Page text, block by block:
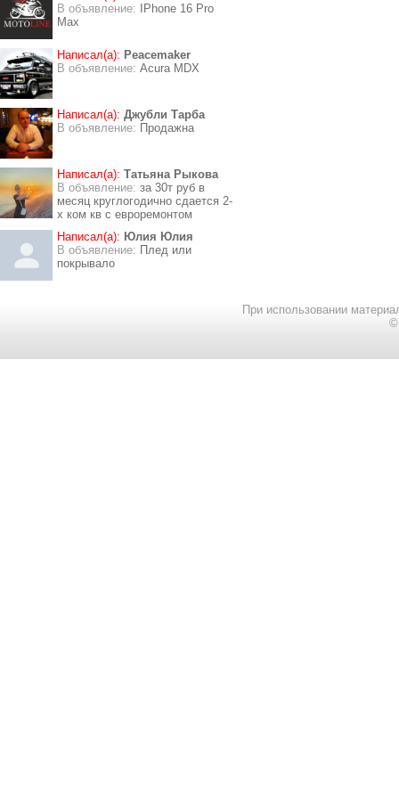
В объявление:
IPhone 16 Pro
Max
Написал(а): Peacemaker
В объявление: Acura MDX
Написал(а): Джубли Тарба
В объявление: Продажна
Написал(а): Татьяна Рыкова
В объявление: за 30т руб в
месяц круглогодично сдается 2-
х ком кв с евроремонтом
Написал(а): Юлия Юлия
В объявление: Плед или
покрывало
При использовании